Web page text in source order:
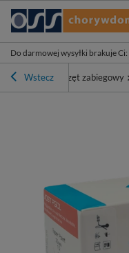
Do darmowej wysyłki brakuje Ci:
Wstecz Sprzęt zabiegowy